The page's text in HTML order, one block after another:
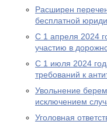
Расширен
бесплатной
С 1 апреля 2024
участию в
С 1 июля 2024
требований к
Увольнение
исключением
Уголовная